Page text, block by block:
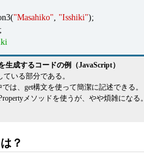
"Masahiko", "Isshiki");
生成するコードの例（JavaScript）
いる部分である。
は、get構文を使って簡潔に記述できる。
メソッドを使うが、やや煩雑になる。
？